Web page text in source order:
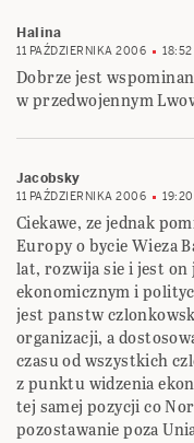
Halina
11 PAŹDZIERNIKA 2006 18:52
Dobrze jest
w przedwojennym
Jacobsky
11 PAŹDZIERNIKA 2006 19:20
Ciekawe, ze jednak
Europy o bycie Wieza
lat, rozwija sie i jest on
ekonomicznym i
jest panstw
organizacji, a
czasu od wszystkich
z punktu widzenia
tej samej pozycji co
pozostawanie poza